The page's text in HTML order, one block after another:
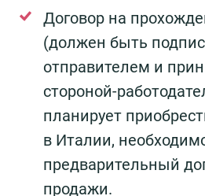
Договор на
(должен быть
отправителем и
стороной-
планирует
в Италии,
предварительный
продажи.